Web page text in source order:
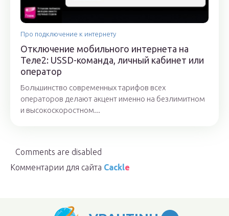
Про подключение к интернету
Отключение мобильного интернета на
Теле2: USSD-команда, личный кабинет или
оператор
Большинство современных тарифов всех
операторов делают акцент именно на безлимитном
и высокоскоростном...
Comments are disabled
Комментарии для сайта Cackle